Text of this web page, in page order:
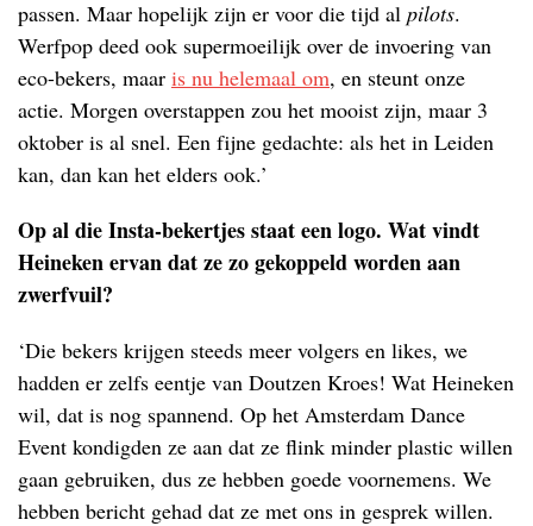
passen. Maar hopelijk zijn er voor die tijd al pilots.
Werfpop deed ook supermoeilijk over de invoering van
eco-bekers, maar is nu helemaal om, en steunt onze
actie. Morgen overstappen zou het mooist zijn, maar 3
oktober is al snel. Een fijne gedachte: als het in Leiden
kan, dan kan het elders ook.’
Op al die Insta-bekertjes staat een logo. Wat vindt
Heineken ervan dat ze zo gekoppeld worden aan
zwerfvuil?
‘Die bekers krijgen steeds meer volgers en likes, we
hadden er zelfs eentje van Doutzen Kroes! Wat Heineken
wil, dat is nog spannend. Op het Amsterdam Dance
Event kondigden ze aan dat ze flink minder plastic willen
gaan gebruiken, dus ze hebben goede voornemens. We
hebben bericht gehad dat ze met ons in gesprek willen.